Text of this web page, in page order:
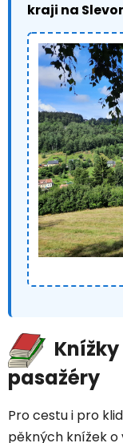
kraji na
pasažéry
Pro cestu i pro
pěkných knížek